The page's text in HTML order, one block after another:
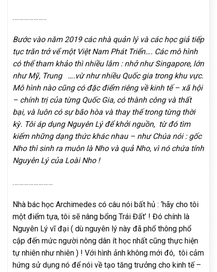
…………………
Bước vào năm 2019 các nhà quản lý và các học giả tiếp
tục trăn trở vể một Việt Nam Phát Triển…. Các mô hình
có thể tham khảo thì nhiều lắm : nhở như Singapore, lớn
như Mỹ, Trung ….vừ như nhiều Quốc gia trong khu vực.
Mô hình nào cũng có đặc điểm riêng về kinh tế – xã hội
– chính trị của từng Quốc Gia, có thành công và thất
bại, và luôn có sự bão hòa và thay thế trong từng thời
kỳ. Tôi áp dụng Nguyên Lý để khởi nguồn, từ đó tìm
kiếm những dạng thức khác nhau – như Chúa nói : gốc
Nho thì sinh ra muôn là Nho và quả Nho, vì nó chứa tính
Nguyên Lý của Loài Nho !
…………………….
Nhà bác học Archimedes có câu nói bất hủ : ‘hãy cho tôi
một điểm tựa, tôi sẽ nâng bổng Trái Đất’ ! Đó chính là
Nguyên Lý vĩ đại ( dù nguyên lý này đã phổ thông phổ
cập đến mức người nông dân ít học nhất cũng thực hiện
tự nhiên như nhiên ) ! Với hình ảnh không mới đó, tôi cảm
hứng sử dụng nó để nói về tạo tăng trưởng cho kinh tế –